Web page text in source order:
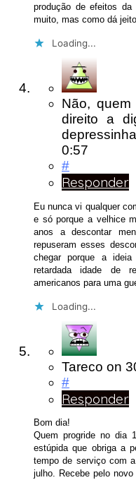
produção de efeitos
muito, mas como dá
Loading...
Não,
direito a
depressinha
0:57
#
Responder
Eu nunca vi qualquer
e só porque a velhice
anos a descontar
repuseram esses
chegar porque a
retardada idade de
americanos para uma
Loading...
Tareco on
#
Responder
Bom dia!
Quem progride no dia
estúpida que obriga a
tempo de serviço com
julho. Recebe pelo